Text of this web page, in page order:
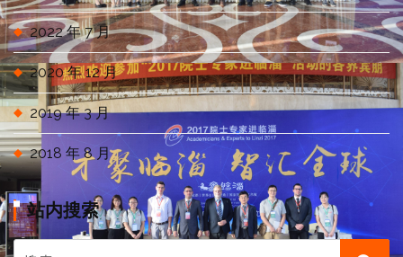
2022 年 7 月
2020 年 12 月
2019 年 3 月
2018 年 8 月
站内搜索